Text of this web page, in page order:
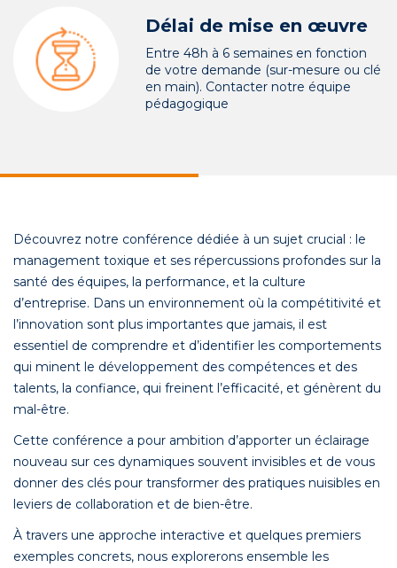
Délai de mise en œuvre
Entre 48h à 6 semaines en fonction
de votre demande (sur-mesure ou clé
en main). Contacter notre équipe
pédagogique
Découvrez notre conférence dédiée à un sujet crucial : le
management toxique et ses répercussions profondes sur la
santé des équipes, la performance, et la culture
d’entreprise. Dans un environnement où la compétitivité et
l’innovation sont plus importantes que jamais, il est
essentiel de comprendre et d’identifier les comportements
qui minent le développement des compétences et des
talents, la confiance, qui freinent l’efficacité, et génèrent du
mal-être.
Cette conférence a pour ambition d’apporter un éclairage
nouveau sur ces dynamiques souvent invisibles et de vous
donner des clés pour transformer des pratiques nuisibles en
leviers de collaboration et de bien-être.
À travers une approche interactive et quelques premiers
exemples concrets, nous explorerons ensemble les